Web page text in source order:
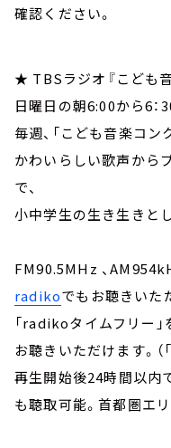
確認ください。
★ TBSラジオ『こども
日曜日の朝6:00から6：
毎週、「こども音楽コン
かわいらしい歌声から
で、
小中学生の生き生きと
FM90.5MHz 、
radikoでもお聴きいた
「radikoタイムフリー
お聴きいただけます。（
再生開始後24時間以内
も聴取可能。首都圏エリ